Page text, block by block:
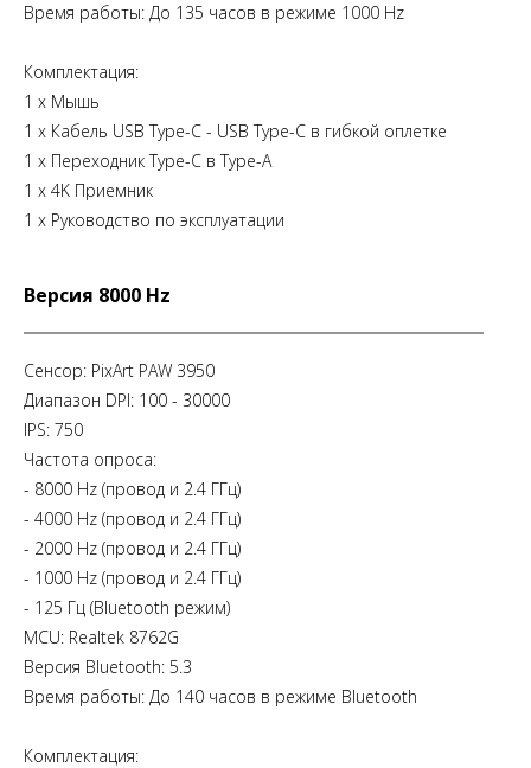
Время работы: До 135 часов в режиме 1000 Hz
Комплектация:
1 х Мышь
1 х Кабель USB Type-C - USB Type-C в гибкой оплетке
1 х Переходник Type-C в Type-A
1 х 4K Приемник
1 х Руководство по эксплуатации
Версия 8000 Hz
Сенсор: PixArt PAW 3950
Диапазон DPI: 100 - 30000
IPS: 750
Частота опроса:
- 8000 Hz (провод и 2.4 ГГц)
- 4000 Hz (провод и 2.4 ГГц)
- 2000 Hz (провод и 2.4 ГГц)
- 1000 Hz (провод и 2.4 ГГц)
- 125 Гц (Bluetooth режим)
MCU: Realtek 8762G
Версия Bluetooth: 5.3
Время работы: До 140 часов в режиме Bluetooth
Комплектация: